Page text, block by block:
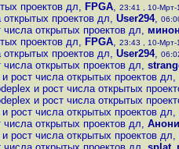
проектов дл, FPGA, 23:41 , 10-Мрт-
проектов дл, User294,
открытых проектов дл,
проектов дл, FPGA, 23:43 , 10-Мрт-
проектов дл, User294,
открытых проектов дл,
рост числа открытых проектов дл,
и рост числа открытых
и рост числа открытых
рост числа открытых проектов дл,
открытых проектов дл,
рост числа открытых проектов дл,